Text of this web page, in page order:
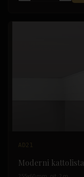
AD21
Moderni kattolista